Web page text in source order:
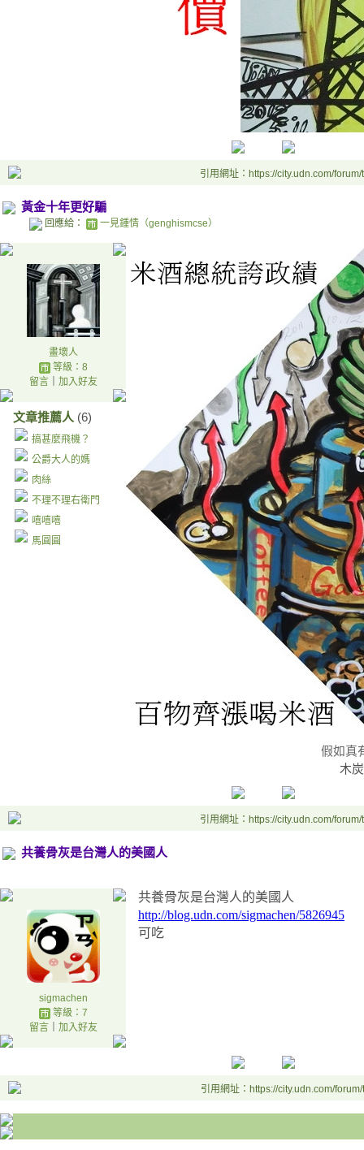
引用網址：https://city.udn.com/
黃金十年更好騙
回應給： 一見鍾情（genghismcse）
畫壞人
等級：8
留言｜ 加入好友
文章推薦人 (6)
搞甚麼飛機？
公爵大人的媽
肉絲
不理不理右衛門
嘻嘻嘻
馬圓圓
假如真
木
引用網址：https://city.udn.com/
共養骨灰是台灣人的美國人
sigmachen
等級：7
留言｜ 加入好友
共養骨灰是台灣人的美國人
http://blog.udn.com/sigmachen/5826945
可吃
引用網址：https://city.udn.com/